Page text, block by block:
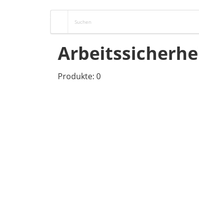
Produkte: 0